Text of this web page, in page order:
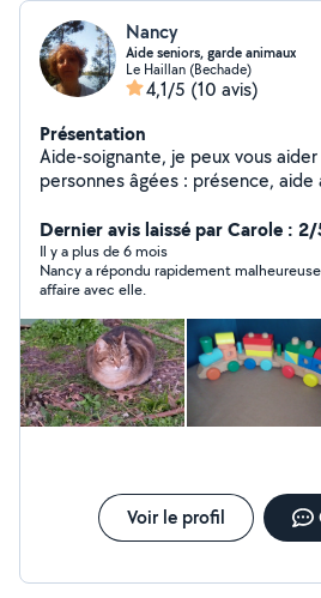
Nancy
Aide seniors, garde animaux
Le Haillan (Bechade)
4,1/5 (10 avis)
Présentation
Aide-soignante, je peux vous
personnes âgées : présence, aide
même pour des sorties le week-
expérience dans ce domaine et
m'occuper de personnes
neurodégénératives. Je me propose également dans la
garde de chiens (petits, moyens
en compagnie de ma chienne. Promenades, jeux et
caresses sont assurés. Possibilité de faire des échanges
de garde Secteurs souhaités : Eysines, Caudéran, Le
Haillan, Le Bouscat.
Dernier avis laissé par Carole : 2/
Il y a plus de 6 mois
Nancy a répondu rapidement
affaire avec elle.
Voir le profil